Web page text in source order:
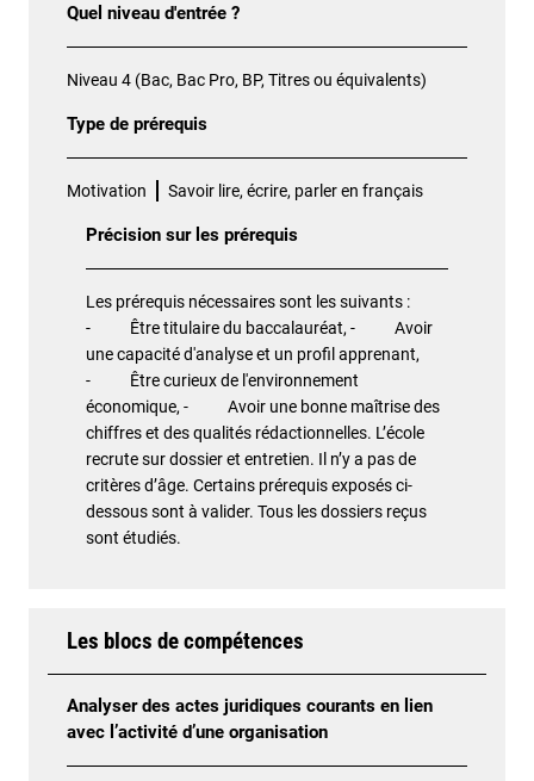
Quel niveau d'entrée ?
Niveau 4 (Bac, Bac Pro, BP, Titres ou équivalents)
Type de prérequis
Motivation Savoir lire, écrire, parler en français
Précision sur les prérequis
Les prérequis nécessaires sont les suivants :
- Être titulaire du baccalauréat, - Avoir
une capacité d'analyse et un profil apprenant,
- Être curieux de l'environnement
économique, - Avoir une bonne maîtrise des
chiffres et des qualités rédactionnelles. L’école
recrute sur dossier et entretien. Il n’y a pas de
critères d’âge. Certains prérequis exposés ci-
dessous sont à valider. Tous les dossiers reçus
sont étudiés.
Les blocs de compétences
Analyser des actes juridiques courants en lien
avec l’activité d’une organisation